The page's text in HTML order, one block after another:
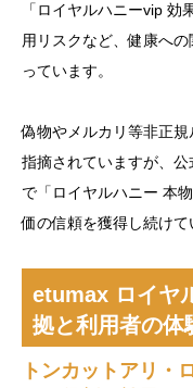
「ロイヤルハニーvip
用リスクなど、健康へ
っています。
偽物やメルカリ等非正
指摘されていますが、
で「ロイヤルハニー 本
価の信頼を獲得し続けて
etumax ロイヤ
拠と利用者の体
トンカットアリ・